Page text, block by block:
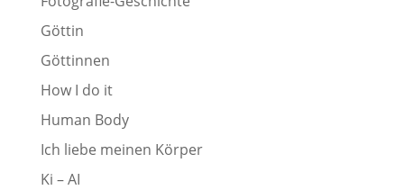
Göttin
Göttinnen
How I do it
Human Body
Ich liebe meinen Körper
Ki – AI